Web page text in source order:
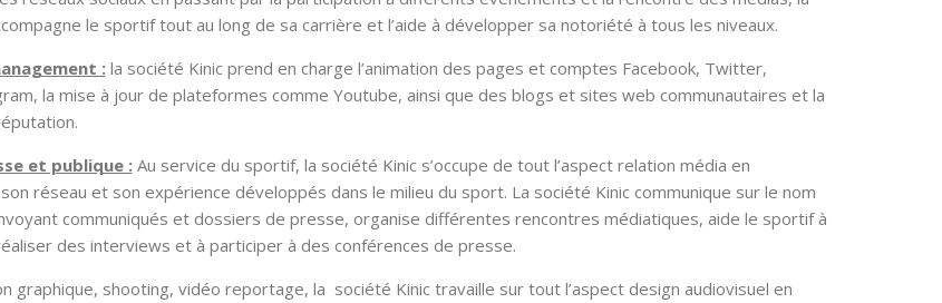
le sportif tout au long de sa carrière et l’aide à développer sa notoriété à tous les niveaux.
: la société Kinic prend en charge l’animation des pages et comptes Facebook, Twitter,
la mise à jour de plateformes comme Youtube, ainsi que des blogs et sites web communautaires et la
et publique : Au service du sportif, la société Kinic s’occupe de tout l’aspect relation média en
son réseau et son expérience développés dans le milieu du sport. La société Kinic communique sur le nom
communiqués et dossiers de presse, organise différentes rencontres médiatiques, aide le sportif à
des interviews et à participer à des conférences de presse.
graphique, shooting, vidéo reportage, la société Kinic travaille sur tout l’aspect design audiovisuel en